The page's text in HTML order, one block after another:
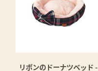
リボンのドーナツベッド -